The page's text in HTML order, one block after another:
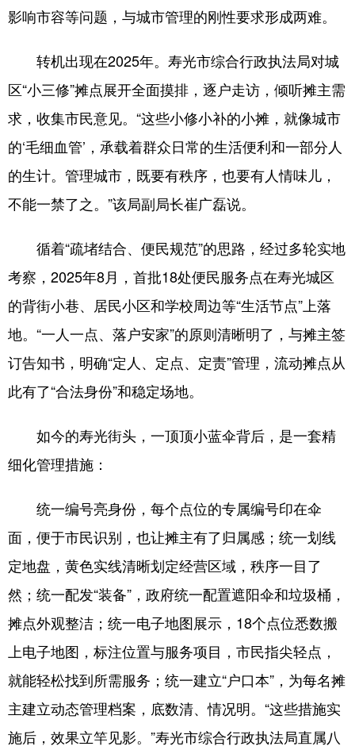
English Español Français عربى
Русский язык 日本語 한국어
Deutsch Português
影响市容等问题，与城市管理的刚性要求形成两难。
转机出现在2025年。寿光市综合行政执法局对城
区“小三修”摊点展开全面摸排，逐户走访，倾听摊主需
求，收集市民意见。“这些小修小补的小摊，就像城市
的‘毛细血管’，承载着群众日常的生活便利和一部分人
的生计。管理城市，既要有秩序，也要有人情味儿，
不能一禁了之。”该局副局长崔广磊说。
循着“疏堵结合、便民规范”的思路，经过多轮实地
考察，2025年8月，首批18处便民服务点在寿光城区
的背街小巷、居民小区和学校周边等“生活节点”上落
地。“一人一点、落户安家”的原则清晰明了，与摊主签
订告知书，明确“定人、定点、定责”管理，流动摊点从
此有了“合法身份”和稳定场地。
如今的寿光街头，一顶顶小蓝伞背后，是一套精
细化管理措施：
统一编号亮身份，每个点位的专属编号印在伞
面，便于市民识别，也让摊主有了归属感；统一划线
定地盘，黄色实线清晰划定经营区域，秩序一目了
然；统一配发“装备”，政府统一配置遮阳伞和垃圾桶，
摊点外观整洁；统一电子地图展示，18个点位悉数搬
上电子地图，标注位置与服务项目，市民指尖轻点，
就能轻松找到所需服务；统一建立“户口本”，为每名摊
主建立动态管理档案，底数清、情况明。“这些措施实
施后，效果立竿见影。”寿光市综合行政执法局直属八